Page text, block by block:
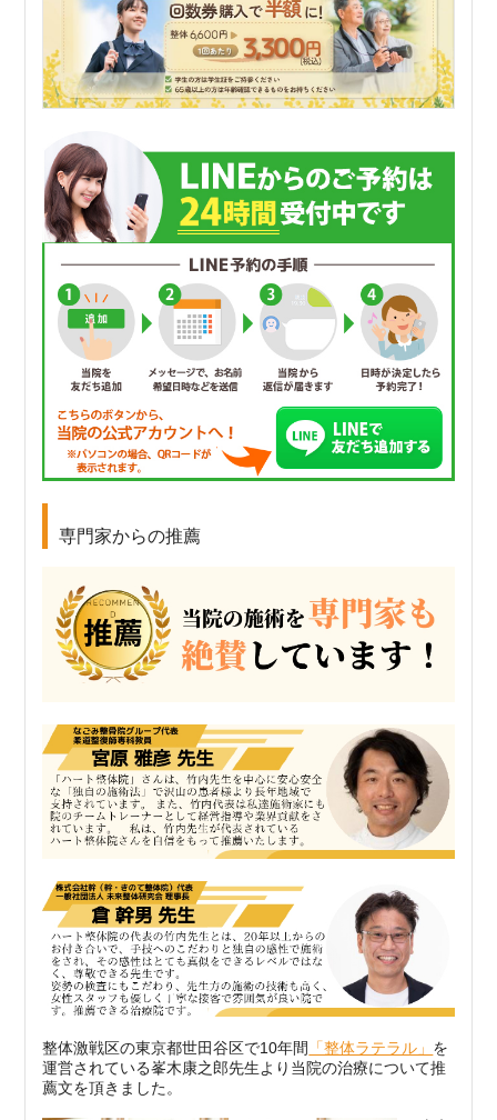
専門家からの推薦
整体激戦区の東京都世田谷区で10年間 「整体ラテラル」 を
運営されている峯木康之郎先生より当院の治療について推
薦文を頂きました。